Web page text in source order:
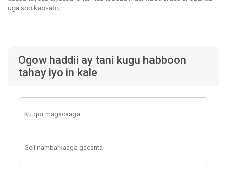
uga soo kabsato.
Ogow haddii ay tani kugu habboon
tahay iyo in kale